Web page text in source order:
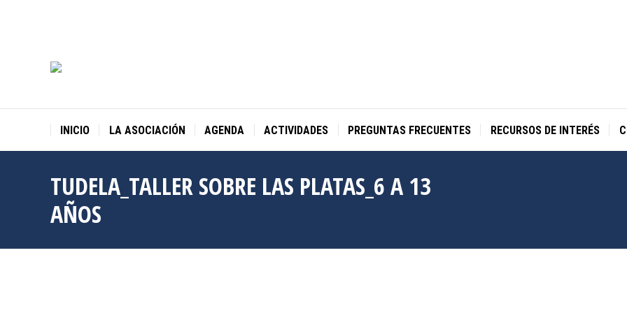
INICIO LA ASOCIACIÓN AGENDA ACTIVIDADES PREGUNTAS FRECUENTES RECURSOS DE INTERÉS
TUDELA_TALLER SOBRE LAS PLATAS_6 A 13
AÑOS